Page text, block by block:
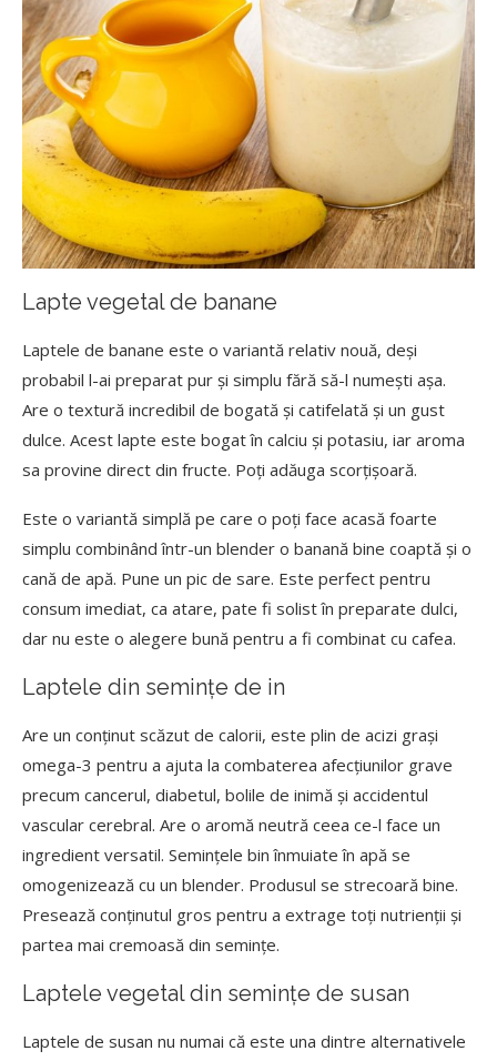
Lapte vegetal de banane
Laptele de banane este o variantă relativ nouă, deși
probabil l-ai preparat pur și simplu fără să-l numești așa.
Are o textură incredibil de bogată și catifelată și un gust
dulce. Acest lapte este bogat în calciu și potasiu, iar aroma
sa provine direct din fructe. Poți adăuga scorțișoară.
Este o variantă simplă pe care o poți face acasă foarte
simplu combinând într-un blender o banană bine coaptă și o
cană de apă. Pune un pic de sare. Este perfect pentru
consum imediat, ca atare, pate fi solist în preparate dulci,
dar nu este o alegere bună pentru a fi combinat cu cafea.
Laptele din semințe de in
Are un conținut scăzut de calorii, este plin de acizi grași
omega-3 pentru a ajuta la combaterea afecțiunilor grave
precum cancerul, diabetul, bolile de inimă și accidentul
vascular cerebral. Are o aromă neutră ceea ce-l face un
ingredient versatil. Semințele bin înmuiate în apă se
omogenizează cu un blender. Produsul se strecoară bine.
Presează conținutul gros pentru a extrage toți nutrienții și
partea mai cremoasă din semințe.
Laptele vegetal din semințe de susan
Laptele de susan nu numai că este una dintre alternativele